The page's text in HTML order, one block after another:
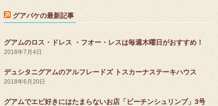
グアバケの最新記事
グアムのロス・ドレス ・フオー・レスは毎週木曜日がおすすめ！
2018年7月4日
デュシタニグアムのアルフレードズ トスカーナステーキハウス
2018年6月20日
グアムでエビ好きにはたまらないお店「ビーチンシュリンプ」3号